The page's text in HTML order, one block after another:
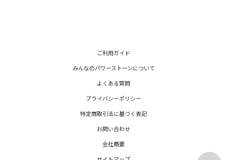
ご利用ガイド
みんなのパワーストーンについて
よくある質問
プライバシーポリシー
特定商取引法に基づく表記
お問い合わせ
会社概要